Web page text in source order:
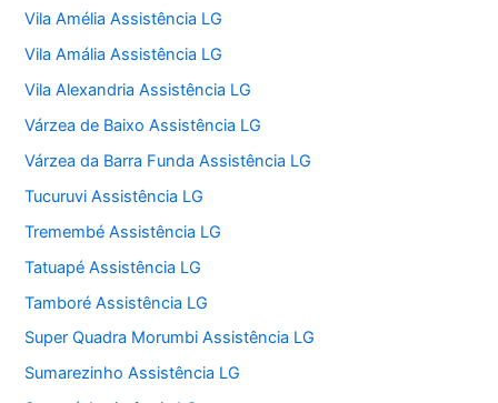
Vila Amélia Assistência LG
Vila Amália Assistência LG
Vila Alexandria Assistência LG
Várzea de Baixo Assistência LG
Várzea da Barra Funda Assistência LG
Tucuruvi Assistência LG
Tremembé Assistência LG
Tatuapé Assistência LG
Tamboré Assistência LG
Super Quadra Morumbi Assistência LG
Sumarezinho Assistência LG